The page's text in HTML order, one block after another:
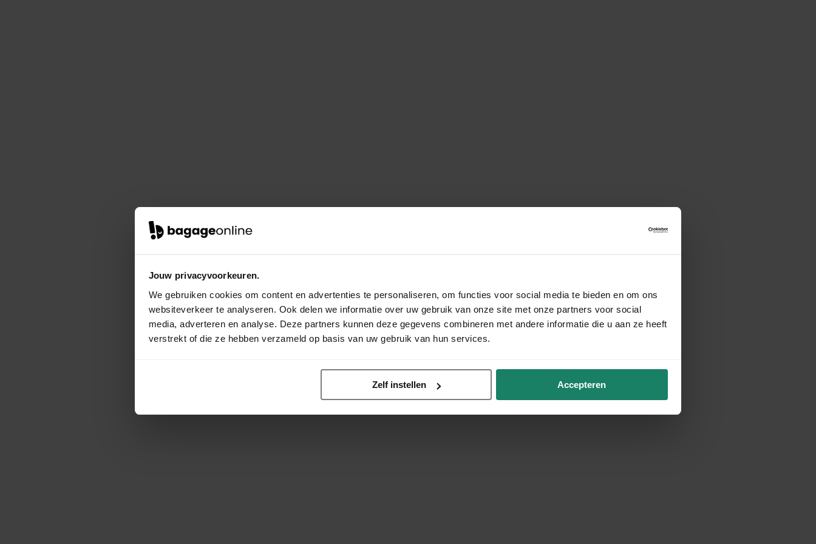
Jouw privacyvoorkeuren.
We gebruiken cookies om content en advertenties te personaliseren, om functies voor social media te bieden en om ons
websiteverkeer te analyseren. Ook delen we informatie over uw gebruik van onze site met onze partners voor social
media, adverteren en analyse. Deze partners kunnen deze gegevens combineren met andere informatie die u aan ze heeft
verstrekt of die ze hebben verzameld op basis van uw gebruik van hun services.
Zelf instellen Accepteren